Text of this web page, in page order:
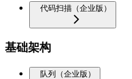
代码扫描（企业版）
基础架构
队列（企业版）